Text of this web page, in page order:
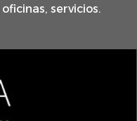
servicios.